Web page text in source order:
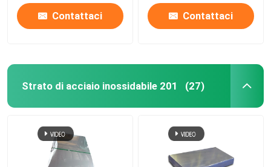
Contattaci Contattaci
Strato di acciaio inossidabile 201 (27)